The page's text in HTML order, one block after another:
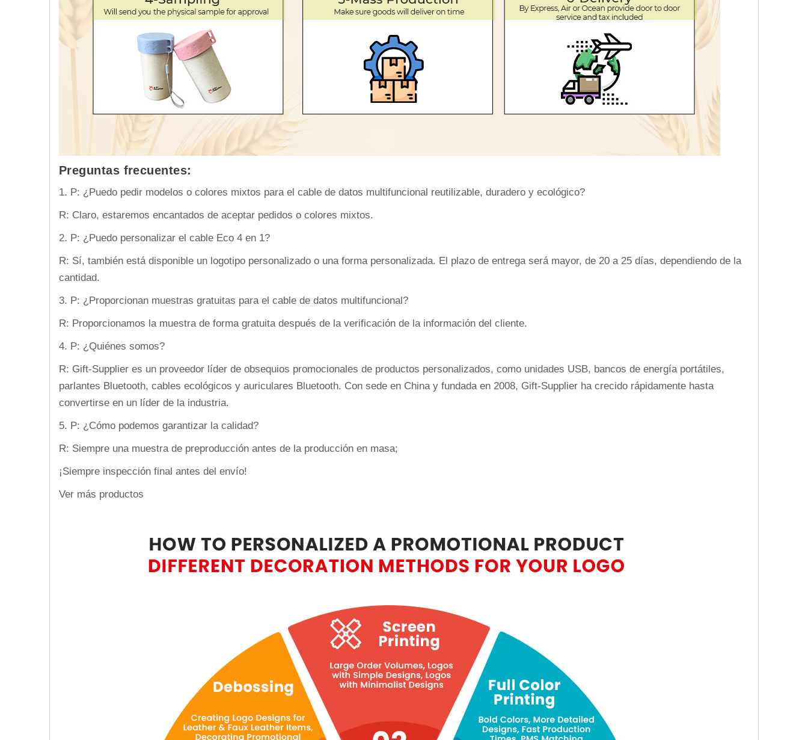
Preguntas frecuentes:
1. P: ¿Puedo pedir modelos o colores mixtos para el cable de datos multifuncional reutilizable, duradero y ecológico?
R: Claro, estaremos encantados de aceptar pedidos o colores mixtos.
2. P: ¿Puedo personalizar el cable Eco 4 en 1?
R: Sí, también está disponible un logotipo personalizado o una forma personalizada. El plazo de entrega será mayor, de 20 a 25 días, dependiendo de la
cantidad.
3. P: ¿Proporcionan muestras gratuitas para el cable de datos multifuncional?
R: Proporcionamos la muestra de forma gratuita después de la verificación de la información del cliente.
4. P: ¿Quiénes somos?
R: Gift-Supplier es un proveedor líder de obsequios promocionales de productos personalizados, como unidades USB, bancos de energía portátiles,
parlantes Bluetooth, cables ecológicos y auriculares Bluetooth. Con sede en China y fundada en 2008, Gift-Supplier ha crecido rápidamente hasta
convertirse en un líder de la industria.
5. P: ¿Cómo podemos garantizar la calidad?
R: Siempre una muestra de preproducción antes de la producción en masa;
¡Siempre inspección final antes del envío!
Ver más productos